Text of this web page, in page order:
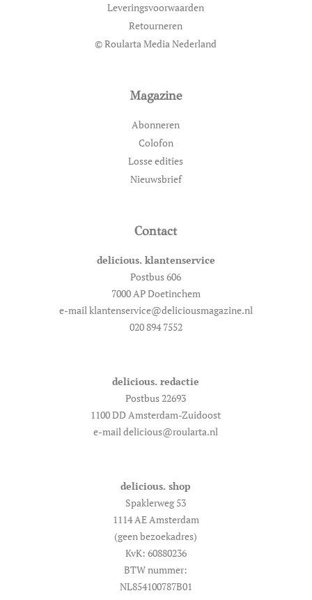
Leveringsvoorwaarden
Retourneren
© Roularta Media Nederland
Magazine
Abonneren
Colofon
Losse edities
Nieuwsbrief
Contact
delicious. klantenservice
Postbus 606
7000 AP Doetinchem
e-mail klantenservice@deliciousmagazine.nl
020 894 7552
delicious. redactie
Postbus 22693
1100 DD Amsterdam-Zuidoost
e-mail delicious@roularta.nl
delicious. shop
Spaklerweg 53
1114 AE Amsterdam
(geen bezoekadres)
KvK: 60880236
BTW nummer:
NL854100787B01